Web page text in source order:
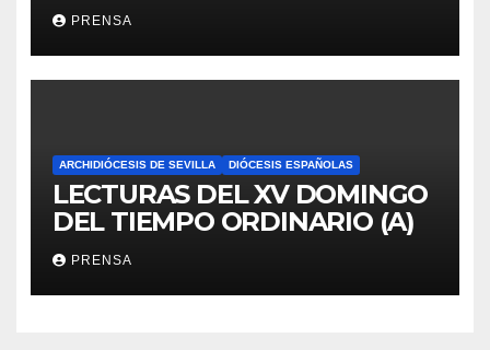
PRENSA
ARCHIDIÓCESIS DE SEVILLA DIÓCESIS ESPAÑOLAS
LECTURAS DEL XV DOMINGO
DEL TIEMPO ORDINARIO (A)
PRENSA